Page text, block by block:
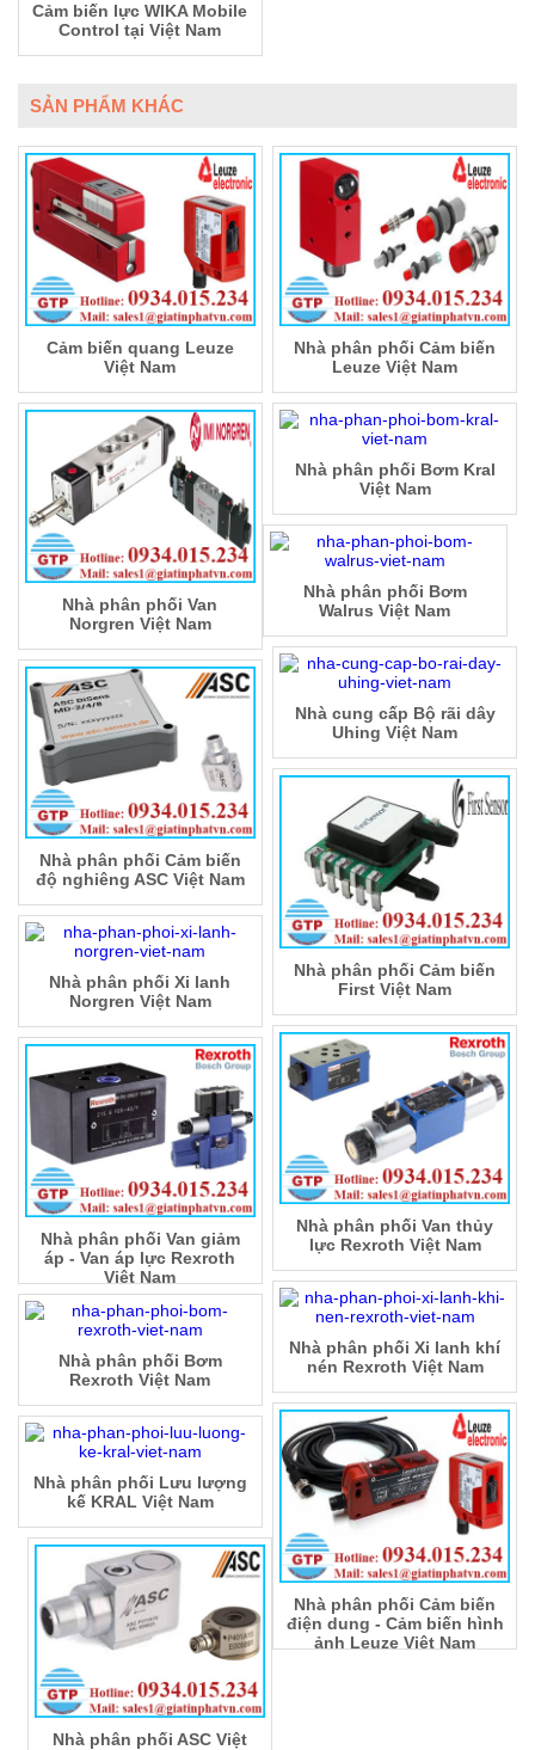
Cảm biến lực WIKA Mobile
Control tại Việt Nam
SẢN PHẨM KHÁC
Cảm biến quang Leuze
Việt Nam
Nhà phân phối Cảm biến
Leuze Việt Nam
Nhà phân phối Van
Norgren Việt Nam
Nhà phân phối Bơm Kral
Việt Nam
Nhà phân phối Bơm
Walrus Việt Nam
Nhà cung cấp Bộ rãi dây
Uhing Việt Nam
Nhà phân phối Cảm biến
độ nghiêng ASC Việt Nam
Nhà phân phối Cảm biến
First Việt Nam
Nhà phân phối Xi lanh
Norgren Việt Nam
Nhà phân phối Van thủy
lực Rexroth Việt Nam
Nhà phân phối Van giảm
áp - Van áp lực Rexroth
Việt Nam
Nhà phân phối Xi lanh khí
nén Rexroth Việt Nam
Nhà phân phối Bơm
Rexroth Việt Nam
Nhà phân phối Cảm biến
điện dung - Cảm biến hình
ảnh Leuze Việt Nam
Nhà phân phối Lưu lượng
kế KRAL Việt Nam
Nhà phân phối ASC Việt